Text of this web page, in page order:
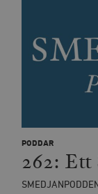
PODDAR
262: Ett
SMEDJANPODDEN